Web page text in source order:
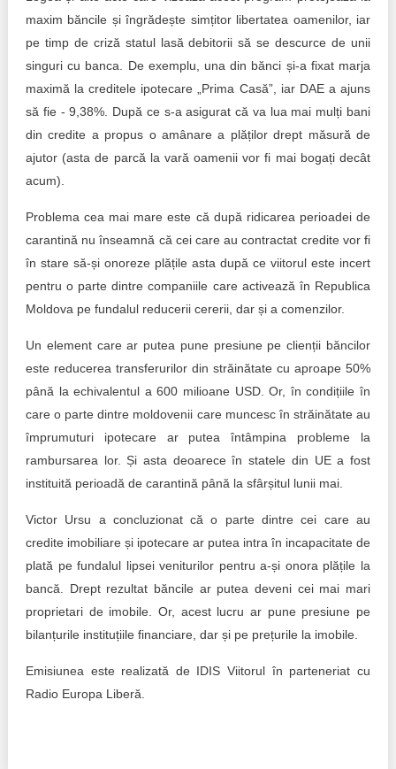
maxim băncile și îngrădește simțitor libertatea oamenilor, iar
pe timp de criză statul lasă debitorii să se descurce de unii
singuri cu banca. De exemplu, una din bănci și-a fixat marja
maximă la creditele ipotecare „Prima Casă”, iar DAE a ajuns
să fie - 9,38%. După ce s-a asigurat că va lua mai mulți bani
din credite a propus o amânare a plăților drept măsură de
ajutor (asta de parcă la vară oamenii vor fi mai bogați decât
acum).
Problema cea mai mare este că după ridicarea perioadei de
carantină nu înseamnă că cei care au contractat credite vor fi
în stare să-și onoreze plățile asta după ce viitorul este incert
pentru o parte dintre companiile care activează în Republica
Moldova pe fundalul reducerii cererii, dar și a comenzilor.
Un element care ar putea pune presiune pe clienții băncilor
este reducerea transferurilor din străinătate cu aproape 50%
până la echivalentul a 600 milioane USD. Or, în condițiile în
care o parte dintre moldovenii care muncesc în străinătate au
împrumuturi ipotecare ar putea întâmpina probleme la
rambursarea lor. Și asta deoarece în statele din UE a fost
instituită perioadă de carantină până la sfârșitul lunii mai.
Victor Ursu a concluzionat că o parte dintre cei care au
credite imobiliare și ipotecare ar putea intra în incapacitate de
plată pe fundalul lipsei veniturilor pentru a-și onora plățile la
bancă. Drept rezultat băncile ar putea deveni cei mai mari
proprietari de imobile. Or, acest lucru ar pune presiune pe
bilanțurile instituțiile financiare, dar și pe prețurile la imobile.
Emisiunea este realizată de IDIS Viitorul în parteneriat cu
Radio Europa Liberă.